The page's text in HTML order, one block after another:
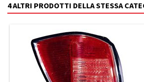
4 ALTRI PRODOTTI DELLA STESSA